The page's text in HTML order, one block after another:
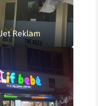
Jet Reklam